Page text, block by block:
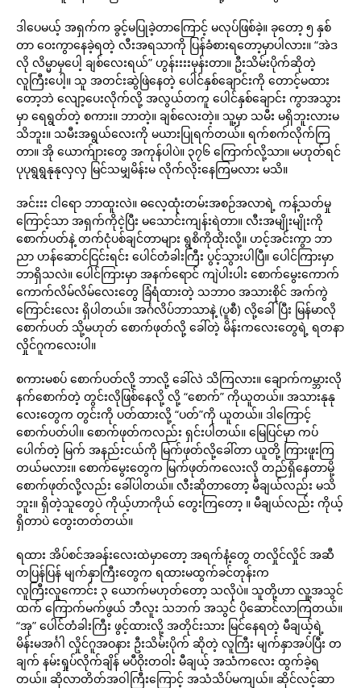
ဒါပေမယ့် အရှက်က ခွင့်မပြုခဲ့တာကြောင့် မလုပ်ဖြစ်ခဲ့။ ခုတော့ ၅ နှစ်
တာ ဝေးကွာနေခဲ့ရတဲ့ လီးအရသာကို ပြန်ခံစားရတော့မှာပါလား။ “အဲဒ
လို လိမ္မာမှပေါ့ ချစ်လေးရယ်” ဟွန်းးးးမုန်းတာ။ ဦးသိမ်းပိုက်ဆိုတဲ့
လူကြီးပေါ့။ သူ အတင်းဆွဲဖြဲနေတဲ့ ပေါင်နှစ်ချောင်းကို တောင့်မထား
တော့ဘဲ လျော့ပေးလိုက်လို့ အလွယ်တကူ ပေါင်နှစ်ချောင်း ကွာအသွား
မှာ ရေရွတ်တဲ့ စကား။ ဘာတဲ့။ ချစ်လေးတဲ့။ သူ့မှာ သမီး မရှိဘူးလားမ
သိဘူး။ သမီးအရွယ်လေးကို မယားပြုရက်တယ်။ ရက်စက်လိုက်ကြ
တာ။ အို ယောက်ျားတွေ အကုန်ပါပဲ။ ၃၇၆ ကြောက်လို့သာ။ မဟုတ်ရင်
ပုပုရွရွနုနုလှလှ မြင်သမျှမိန်းမ လိုက်လိုးနေကြမလား မသိ။
အင်းးး ငါရော ဘာထူးလဲ။ ဓလေ့ထုံးတမ်းအစဉ်အလာရဲ့ ကန့်သတ်မှု
ကြောင့်သာ အရှက်ကိုငဲ့ပြီး မသောင်းကျန်းရဲတာ။ လီးအမျိုးမျိုးကို
စောက်ပတ်နဲ့ တက်ငုံပစ်ချင်တာများ ရွစိကိုထိုးလို့။ ဟင့်အင်းကွာ ဘာ
ညာ ဟန်ဆောင်ငြင်းရင်း ပေါင်တံခါးကြီး ပွင့်သွားပါပြီ။ ပေါင်ကြားမှာ
ဘာရှိသလဲ။ ပေါင်ကြားမှာ အနက်ရောင် ကျဲပါးပါး စောက်မွေးကောက်
ကောက်လိမ်လိမ်လေးတွေ ခြံရံထားတဲ့ သဘာဝ အသားစိုင် အက်ကွဲ
ကြောင်းလေး ရှိပါတယ်။ အင်္ဂလိပ်ဘာသာနဲ့ (ပူစီ) လို့ခေါ်ပြီး မြန်မာလို
စောက်ပတ် သို့မဟုတ် စောက်ဖုတ်လို့ ခေါ်တဲ့ မိန်းကလေးတွေရဲ့ ရတနာ
လှိုင်ဂူကလေးပါ။
စကားမစပ် စောက်ပတ်လို့ ဘာလို့ ခေါ်လဲ သိကြလား။ ချောက်ကမ္ဘားလို
နက်စောက်တဲ့ တွင်းလိုဖြစ်နေလို့ လို့ “စောက်” ကိုယူတယ်။ အသားနုနု
လေးတွေက တွင်းကို ပတ်ထားလို့ “ပတ်”ကို ယူတယ်။ ဒါကြောင့်
စောက်ပတ်ပါ။ စောက်ဖုတ်ကလည်း ရှင်းပါတယ်။ မြေပြင်မှာ ကပ်
ပေါက်တဲ့ မြက် အနည်းငယ်ကို မြက်ဖုတ်လို့ခေါ်တာ ယူတို့ ကြားဖူးကြ
တယ်မလား။ စောက်မွေးတွေက မြက်ဖုတ်ကလေးလို တည်ရှိနေတာမို့
စောက်ဖုတ်လို့လည်း ခေါ်ပါတယ်။ လီးဆိုတာတော့ မီချယ်လည်း မသိ
ဘူး။ ရှိတဲ့သူတွေပဲ ကိုယ့်ဟာကိုယ် တွေးကြတော့ ။ မီချယ်လည်း ကိုယ့်
ရှိတာပဲ တွေးတတ်တယ်။
ရထား အိပ်စင်အခန်းလေးထဲမှာတော့ အရက်နံ့တွေ တလှိုင်လှိုင် အဆီ
တပြန်ပြန် မျက်နှာကြီးတွေက ရထားမထွက်ခင်တုန်းက
လူကြီးလူကောင်း ၃ ယောက်မဟုတ်တော့ သလိုပဲ။ သူတို့ဟာ လူ့အသွင်
ထက် ကြောက်မက်ဖွယ် ဘီလူး သဘက် အသွင် ပိုဆောင်လာကြတယ်။
“အု” ပေါင်တံခါးကြီး ဖွင့်ထားလို့ အတိုင်းသား မြင်နေရတဲ့ မီချယ့်ရဲ့
မိန်းမအင်္ဂါ လှိုင်ဂူအဝနား ဦးသိမ်းပိုက် ဆိုတဲ့ လူကြီး မျက်နှာအပ်ပြီး တ
ချက် နမ်းရှုပ်လိုက်ချိန် မပီဝိုးတဝါး မီချယ့် အသံကလေး ထွက်ခဲ့ရ
တယ်။ ဆိုလာတိတ်အဝါကြီးကြောင့် အသံသိပ်မကျယ်။ ဆိုင်လင့်ဆာ